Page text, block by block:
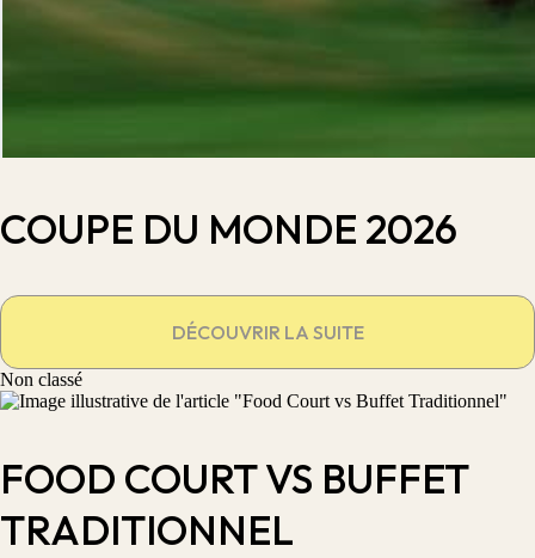
COUPE DU MONDE 2026
DÉCOUVRIR LA SUITE
Non classé
FOOD COURT VS BUFFET
TRADITIONNEL